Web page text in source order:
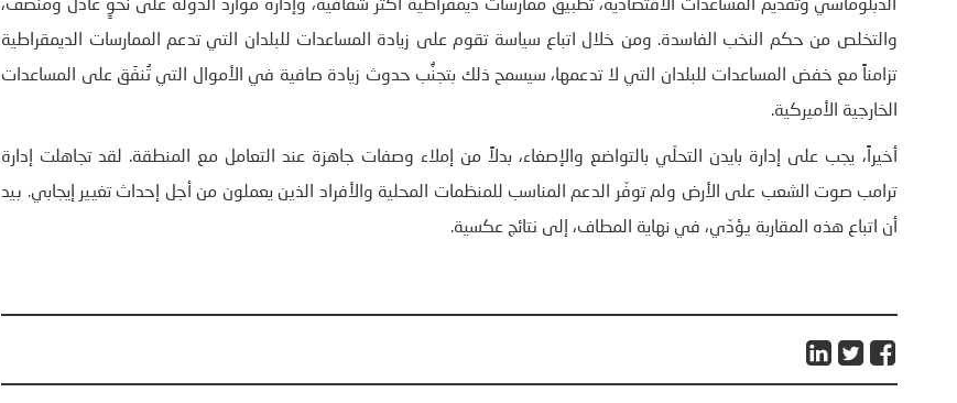
الدبلوماسي وتقديم المساعدات الاقتصادية، تطبيق ممارسات ديمقراطية أكثر شفافية، وإدارة موارد الدولة على نحوٍ عادل ومنصف،
والتخلص من حكم النخب الفاسدة. ومن خلال اتباع سياسة تقوم على زيادة المساعدات للبلدان التي تدعم الممارسات الديمقراطية
تزامناً مع خفض المساعدات للبلدان التي لا تدعمها، سيسمح ذلك بتجنُّب حدوث زيادة صافية في الأموال التي تُنفَق على المساعدات
الخارجية الأميركية.
أخيراً، يجب على إدارة بايدن التحلّي بالتواضع والإصغاء، بدلاً من إملاء وصفات جاهزة عند التعامل مع المنطقة. لقد تجاهلت إدارة
ترامب صوت الشعب على الأرض ولم توفّر الدعم المناسب للمنظمات المحلية والأفراد الذين يعملون من أجل إحداث تغيير إيجابي. بيد
أن اتباع هذه المقاربة يؤدّي، في نهاية المطاف، إلى نتائج عكسية.